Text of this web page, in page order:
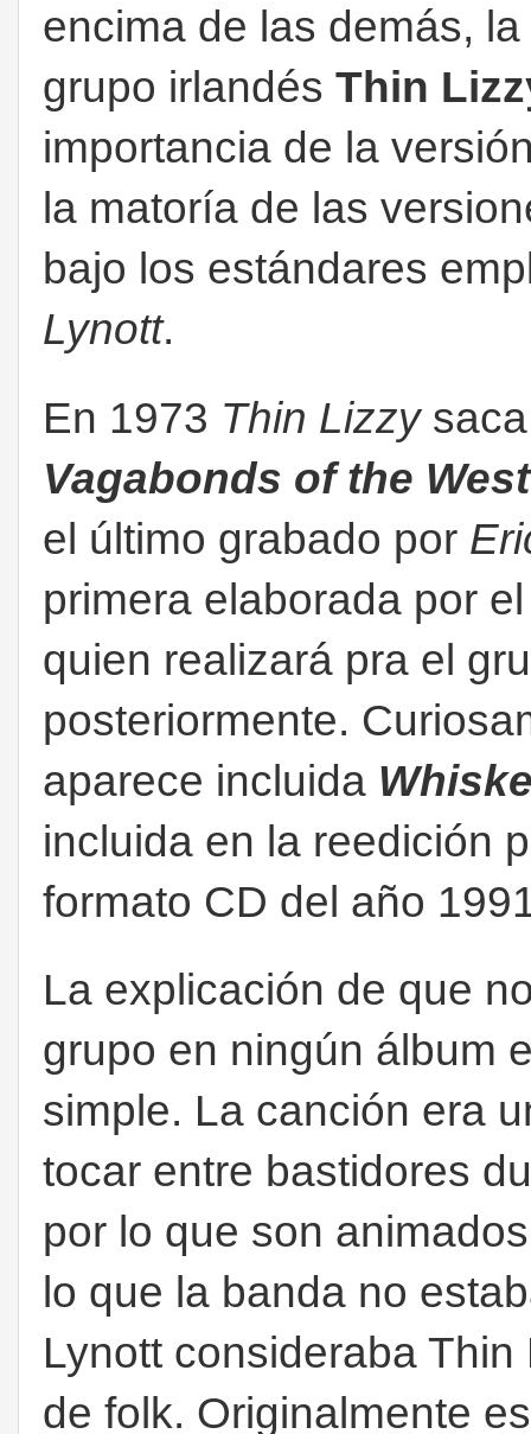
encima de las demás,
grupo irlandés Thin
importancia de la
la matoría de las
bajo los estándares
Lynott.
En 1973 Thin Lizzysaca
Vagabonds of the
el último grabado por
primera elaborada por
quien realizará pra el
posteriormente.
aparece incluida
incluida en la reedición
formato CD del año
La explicación de que
grupo en ningún álbum
simple. La canción era
tocar entre bastidores
por lo que son
lo que la banda no
Lynott consideraba
de folk. Originalmente